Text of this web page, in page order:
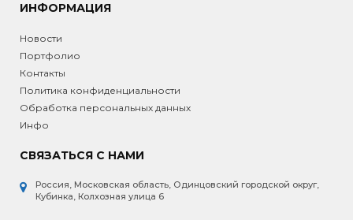
ИНФОРМАЦИЯ
Новости
Портфолио
Контакты
Политика конфиденциальности
Обработка персональных данных
Инфо
СВЯЗАТЬСЯ С НАМИ
Россия, Московская область, Одинцовский городской округ,
Кубинка, Колхозная улица 6